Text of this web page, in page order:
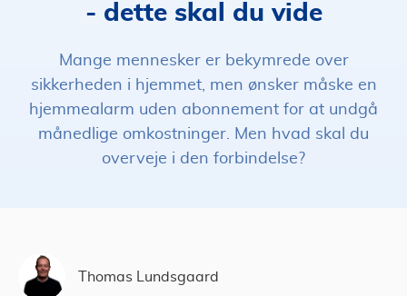
- dette skal du vide
Mange mennesker er bekymrede over
sikkerheden i hjemmet, men ønsker måske en
hjemmealarm uden abonnement for at undgå
månedlige omkostninger. Men hvad skal du
overveje i den forbindelse?
Thomas Lundsgaard